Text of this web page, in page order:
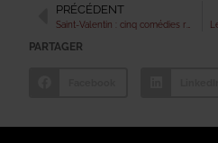
PRÉCÉDENT
PARTAGER